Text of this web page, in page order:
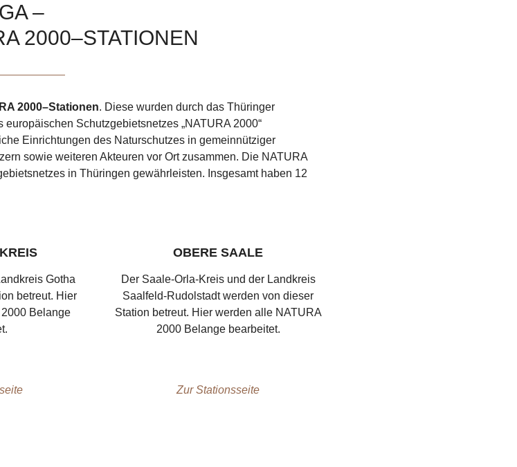
–
2000–STATIONEN
2000–Stationen. Diese wurden durch das Thüringer
Schutzgebietsnetzes „NATURA 2000“
Einrichtungen des Naturschutzes in gemeinnütziger
sowie weiteren Akteuren vor Ort zusammen. Die NATURA
in Thüringen gewährleisten. Insgesamt haben 12
Gotha
betreut. Hier
Belange
OBERE SAALE
Der Saale-Orla-Kreis und der Landkreis
Saalfeld-Rudolstadt werden von dieser
Station betreut. Hier werden alle NATURA
2000 Belange bearbeitet.
Zur Stationsseite